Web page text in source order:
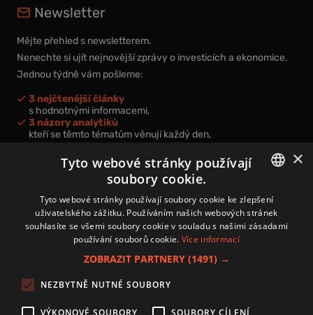
Newsletter
Mějte přehled s newsletterem.
Nenechte si ujít nejnovější zprávy o investicích a ekonomice.
Jednou týdně vám pošleme:
3 nejčtenější články
s hodnotnými informacemi,
3 názory analytiků
kteří se těmto tématům věnují každý den,
nová videa a podcasty
k prohloubení vašich znalostí.
Přihlášením k newsletteru vyjadřujete svůj souhlas spodmínkami
zpracování osobních údajů.
Zásady používání souborů cookies
CZECH
×
Tyto webové stránky používají
soubory cookie.
Tyto webové stránky používají soubory cookie ke zlepšení
uživatelského zážitku. Používáním našich webových stránek
souhlasíte se všemi soubory cookie v souladu s našimi zásadami
používání souborů cookie. Více informací
ZOBRAZIT PARTNERY (1491) →
NEZBYTNĚ NUTNÉ SOUBORY
VÝKONOVÉ SOUBORY SOUBORY CÍLENÍ